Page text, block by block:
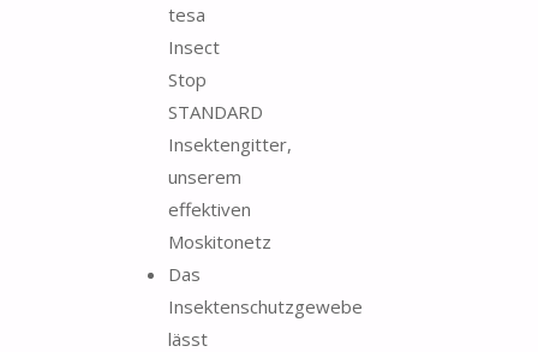
tesa
Insect
Stop
STANDARD
Insektengitter,
unserem
effektiven
Moskitonetz
Das
Insektenschutzgewebe
lässt